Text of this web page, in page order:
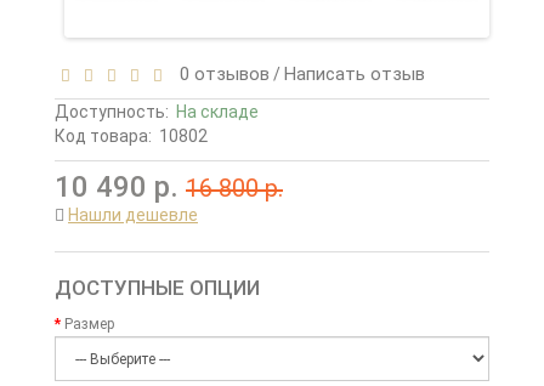
0 отзывов /Написать отзыв
Доступность: На складе
Код товара: 10802
10 490 р. 16 800 р.
Нашли дешевле
ДОСТУПНЫЕ ОПЦИИ
Размер